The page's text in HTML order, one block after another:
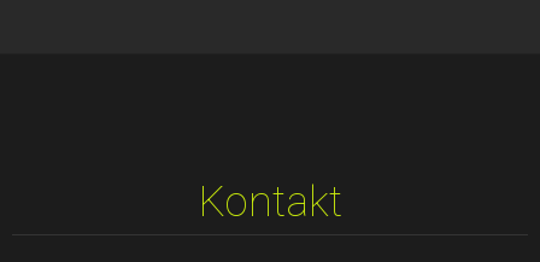
Kontakt